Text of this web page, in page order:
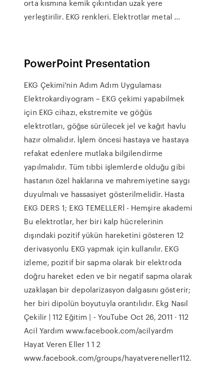
orta kısmına kemik çıkıntıdan uzak yere
yerleştirilir. EKG renkleri. Elektrotlar metal …
PowerPoint Presentation
EKG Çekimi'nin Adım Adım Uygulaması
Elektrokardiyogram – EKG çekimi yapabilmek
için EKG cihazı, ekstremite ve göğüs
elektrotları, göğse sürülecek jel ve kağıt havlu
hazır olmalıdır. İşlem öncesi hastaya ve hastaya
refakat edenlere mutlaka bilgilendirme
yapılmalıdır. Tüm tıbbi işlemlerde olduğu gibi
hastanın özel haklarına ve mahremiyetine saygı
duyulmalı ve hassasiyet gösterilmelidir. Hasta
EKG DERS 1; EKG TEMELLERİ - Hemşire akademi
Bu elektrotlar, her biri kalp hücrelerinin
dışındaki pozitif yükün hareketini gösteren 12
derivasyonlu EKG yapmak için kullanılır. EKG
izleme, pozitif bir sapma olarak bir elektroda
doğru hareket eden ve bir negatif sapma olarak
uzaklaşan bir depolarizasyon dalgasını gösterir;
her biri dipolün boyutuyla orantılıdır. Ekg Nasıl
Çekilir | 112 Eğitim | - YouTube Oct 26, 2011 · 112
Acil Yardım www.facebook.com/acilyardm
Hayat Veren Eller 1 1 2
www.facebook.com/groups/hayatvereneller112.